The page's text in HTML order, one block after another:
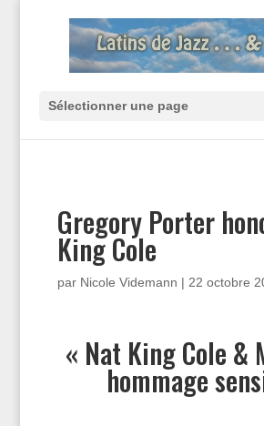
Sélectionner une page
Gregory Porter
King Cole
par Nicole Videmann | 22 octobre
« Nat King Cole &
hommage